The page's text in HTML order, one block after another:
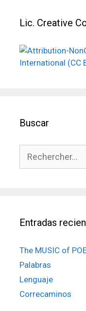
Lic. Creative
Buscar
Entradas
The MUSIC of
Palabras
Lenguaje
Correcaminos